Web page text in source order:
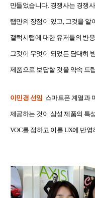
만들었습니다. 경쟁사는 경쟁
탭만의 장점이 있고, 그것을 알
갤럭시탭에 대한 유저들의 반
그것이 무엇이 되었든 담대히
제품으로 보답할 것을 약속 드
이민경 선임 스마트폰 계열과
제공하는 것이 삼성 제품의 특
VOC를 접하고 이를 UX에 반